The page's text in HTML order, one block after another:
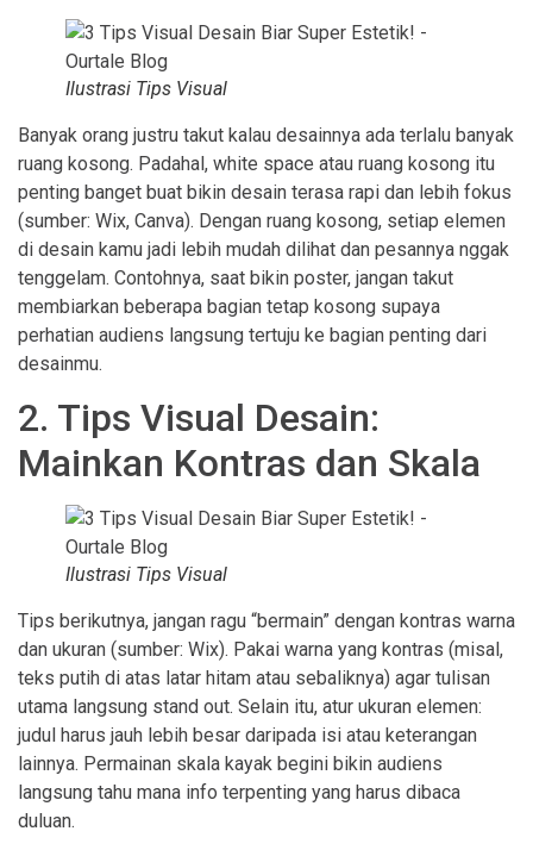
Ilustrasi Tips Visual
Banyak orang justru takut kalau desainnya ada terlalu banyak
ruang kosong. Padahal, white space atau ruang kosong itu
penting banget buat bikin desain terasa rapi dan lebih fokus
(sumber: Wix, Canva). Dengan ruang kosong, setiap elemen
di desain kamu jadi lebih mudah dilihat dan pesannya nggak
tenggelam. Contohnya, saat bikin poster, jangan takut
membiarkan beberapa bagian tetap kosong supaya
perhatian audiens langsung tertuju ke bagian penting dari
desainmu.
2. Tips Visual Desain:
Mainkan Kontras dan Skala
Ilustrasi Tips Visual
Tips berikutnya, jangan ragu “bermain” dengan kontras warna
dan ukuran (sumber: Wix). Pakai warna yang kontras (misal,
teks putih di atas latar hitam atau sebaliknya) agar tulisan
utama langsung stand out. Selain itu, atur ukuran elemen:
judul harus jauh lebih besar daripada isi atau keterangan
lainnya. Permainan skala kayak begini bikin audiens
langsung tahu mana info terpenting yang harus dibaca
duluan.